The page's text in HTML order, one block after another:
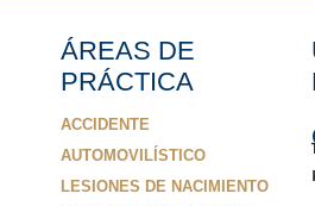
ÁREAS DE
PRÁCTICA
ACCIDENTE
AUTOMOVILÍSTICO
LESIONES DE NACIMIENTO